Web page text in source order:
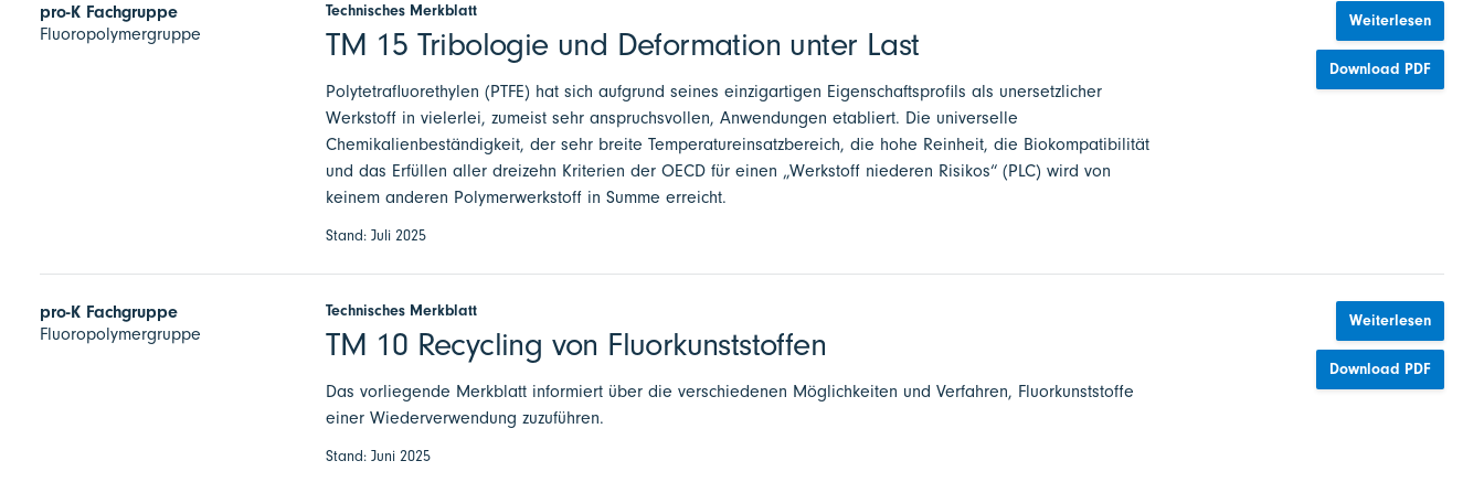
pro-K Fachgruppe
Fluoropolymergruppe
Technisches Merkblatt
TM 15 Tribologie und Deformation unter Last
Polytetrafluorethylen (PTFE) hat sich aufgrund seines einzigartigen Eigenschaftsprofils als unersetzlicher
Werkstoff in vielerlei, zumeist sehr anspruchsvollen, Anwendungen etabliert. Die universelle
Chemikalienbeständigkeit, der sehr breite Temperatureinsatzbereich, die hohe Reinheit, die Biokompatibilität
und das Erfüllen aller dreizehn Kriterien der OECD für einen „Werkstoff niederen Risikos“ (PLC) wird von
keinem anderen Polymerwerkstoff in Summe erreicht.
Stand: Juli 2025
Weiterlesen
Download PDF
pro-K Fachgruppe
Fluoropolymergruppe
Technisches Merkblatt
TM 10 Recycling von Fluorkunststoffen
Das vorliegende Merkblatt informiert über die verschiedenen Möglichkeiten und Verfahren, Fluorkunststoffe
einer Wiederverwendung zuzuführen.
Stand: Juni 2025
Weiterlesen
Download PDF